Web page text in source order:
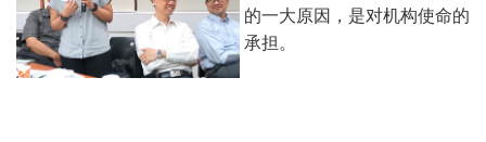
的一大原因，是对机构使命的
承担。